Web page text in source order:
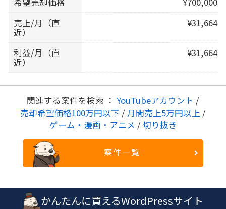
売上/月（直
近）
¥31,664
利益/月（直
近）
¥31,664
関連する案件を検索 ： YouTubeアカウント /
売却希望価格100万円以下 / 月間売上5万円以上 /
ゲーム・漫画・アニメ / 切り抜き
案件一覧
かんたんに買えるWordPressサイト